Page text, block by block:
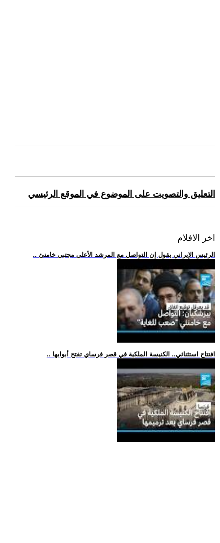
التعليق والتصويت على الموضوع في الموقع الرئيسي
اخر الافلام
.. الرئيس الإيراني يقول إن التواصل مع المرشد الأعلى مجتبى خامنئ
.. افتتاح استثنائي.. الكنيسة الملكية في قصر فرساي تفتح أبوابها